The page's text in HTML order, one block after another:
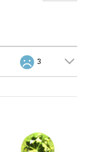
3